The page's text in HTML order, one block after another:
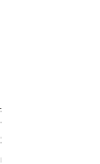
す
す
め
商
品